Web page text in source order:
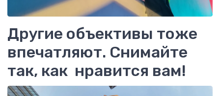
Другие объективы тоже
впечатляют. Снимайте
так, как нравится вам!